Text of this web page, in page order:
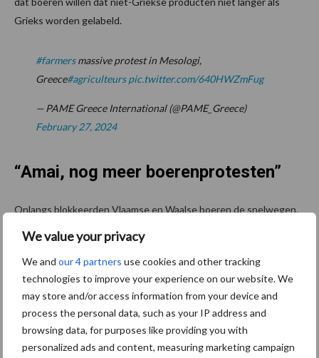
We value your privacy
We and our 4 partners use cookies and other tracking
technologies to improve your experience on our website. We
may store and/or access information from your device and
process the personal data, such as your IP address and
browsing data, for purposes like providing you with
personalized ads and content, measuring marketing campaign
Grieks worden gelabeld.
#farmersmassive protest in Mesologi,
Greece#agriculteurs pic.twitter.com/640HWZmFug
— PAME Greece International (@PAME_Greece)
February 27, 2024
“Amai, nog meer boerenprotesten”
Onlangs blokkeerden Vlaamse en Waalse boeren de snelwegen.
boeren onderdeel dient te worden van het beleid. De
Boerenbond noemt drie belangrijke punten: minder regelgeving,
eerlijke prijzen en een stabiele wetgeving. De maatregelen in het
nieuwe Vlaamse Stikstofakkoord zijn te streng volgens de
boeren, ook wordt de prijs teveel bepaald door supermarkten.
In Nederland gaan boeren ook de straat op om te protesteren